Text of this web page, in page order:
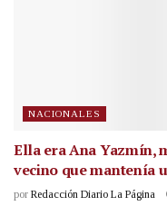
NACIONALES
Ella era Ana Yazmín,
vecino que mantenía
por Redacción Diario La Página